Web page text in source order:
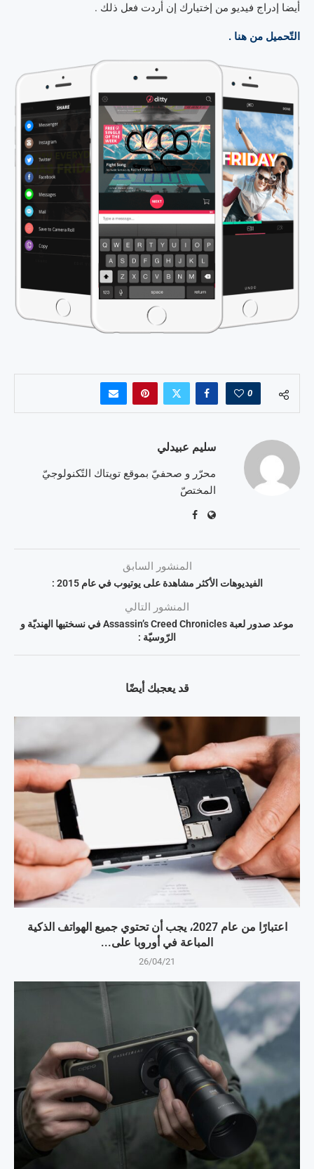
أيضا إدراج فيديو من إختيارك إن أردت فعل ذلك .
التّحميل من هنا .
0
سليم عبيدلي
محرّر و صحفيّ بموقع تويتاك التّكنولوجيّ
المختصّ
المنشور السابق
الفيديوهات الأكثر مشاهدة على يوتيوب في عام 2015 :
المنشور التالي
موعد صدور لعبة Assassin’s Creed Chronicles في نسختيها الهنديّة و
الرّوسيّة :
قد يعجبك أيضًا
اعتبارًا من عام 2027، يجب أن تحتوي جميع الهواتف الذكية
المباعة في أوروبا على...
26/04/21